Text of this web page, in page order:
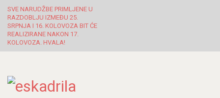
SVE NARUDŽBE PRIMLJENE U
RAZDOBLJU IZMEĐU 25.
SRPNJA I 16. KOLOVOZA BIT ĆE
REALIZIRANE NAKON 17.
KOLOVOZA. HVALA!